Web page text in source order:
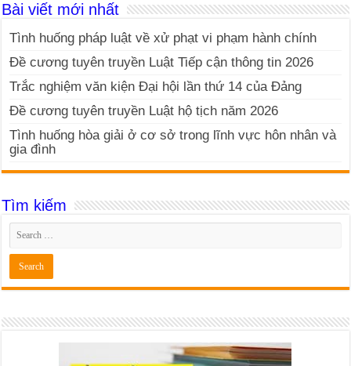
Bài viết mới nhất
Tình huống pháp luật về xử phạt vi phạm hành chính
Đề cương tuyên truyền Luật Tiếp cận thông tin 2026
Trắc nghiệm văn kiện Đại hội lần thứ 14 của Đảng
Đề cương tuyên truyền Luật hộ tịch năm 2026
Tình huống hòa giải ở cơ sở trong lĩnh vực hôn nhân và
gia đình
Tìm kiếm